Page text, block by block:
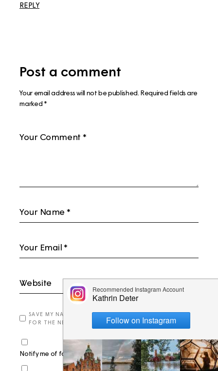
REPLY
Post a comment
Your email address will not be published. Required fields are
marked *
SAVE MY NAME, EMAIL, AND WEBSITE IN THIS BROWSER
FOR THE NEXT TIME I COMMENT.
Notify me of follow-up comments by email.